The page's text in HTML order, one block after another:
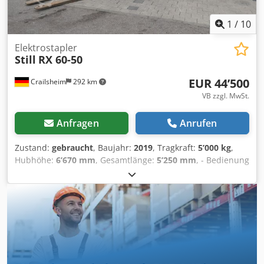
Vollkabine Kamera Heizung Joystick Nicht markierende
Reifen Arbeitsscheinwerfer Dokumentation CE-
Kennzeichnung
1 / 10
Crailsheim 292 km
Elektrostapler
Still RX 60-50
EUR 44’500
VB zzgl. MwSt.
Anfragen Anrufen
Zustand: gebraucht, Baujahr: 2019, Tragkraft: 5’000 kg,
Hubhöhe: 6’670 mm, Gesamtlänge: 5’250 mm, - Bedienung
Sitz - Tragfähigkeit 5,0to - Lastabstand 535 mm - Achslast
vorn mit Last 11547 kg - Achslast hinten mit Last 1154 kg -
Achslast vorn ohne Last 3845 kg - Achslast hinten ohne
Last 3866 kg - Bereifung SE - Räder, Anzahl vorn (x =
angetrieben) 2x - Räder, Anzahl hinten (x = angetrieben) 2 -
Spur vorn mm 1104 - Spur hinten mm 920 - Neigung
Hubgerüst/Gabelträger, vor ° 3 - Neigung
Hubgerüst/Gabelträger, zurück ° 6 - Kupplungshöhe mm